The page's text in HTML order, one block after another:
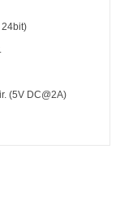
(5V DC@2A)
formunu